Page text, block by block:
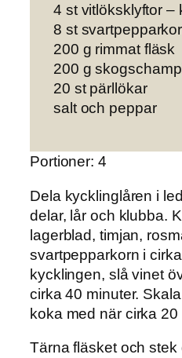
4 st vitlöksklyftor –
8 st
200 g rimmat fläsk
200 g
20 st pärllökar
salt och peppar
Portioner: 4
Dela kycklinglåren i
delar, lår och klubba.
lagerblad, timjan,
svartpepparkorn i
kycklingen, slå vinet
cirka 40 minuter.
koka med när cirka
Tärna fläsket och stek